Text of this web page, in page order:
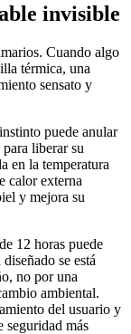
invisible
Cuando algo
térmica, una
sensato y
puede anular
liberar su
en la temperatura
calor externa
y mejora su
12 horas puede
se está
no por una
ambiental.
del usuario y
seguridad más